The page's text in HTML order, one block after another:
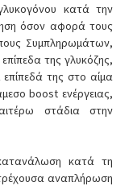
κατά την
όσον αφορά τους
Συμπληρωμάτων,
της γλυκόζης,
της στο αίμα
boost ενέργειας,
στάδια στην
κατά τη
αναπλήρωση